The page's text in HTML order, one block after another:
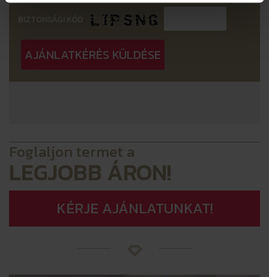
BIZTONSÁGI KÓD
AJÁNLATKÉRÉS KÜLDÉSE
Foglaljon termet a
LEGJOBB ÁRON!
KÉRJE AJÁNLATUNKAT!